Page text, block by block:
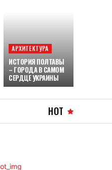
АРХИТЕКТУРА
ИСТОРИЯ ПОЛТАВЫ
– ГОРОДА В САМОМ
СЕРДЦЕ УКРАИНЫ
HOT